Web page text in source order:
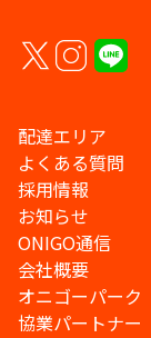
配達エリア
よくある質問
採用情報
お知らせ
ONIGO通信
会社概要
オニゴーパーク
協業パートナー